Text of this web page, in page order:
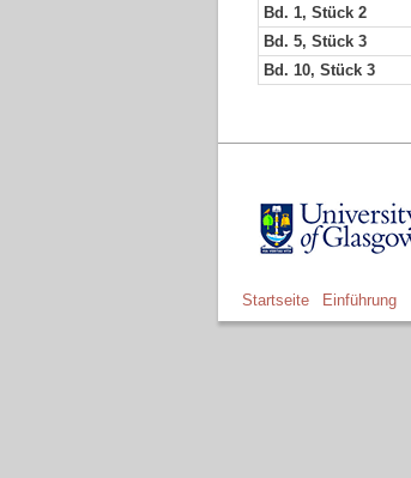
Bd. 1, Stück 2
Bd. 5, Stück 3
Bd. 10, Stück 3
Startseite Einführung